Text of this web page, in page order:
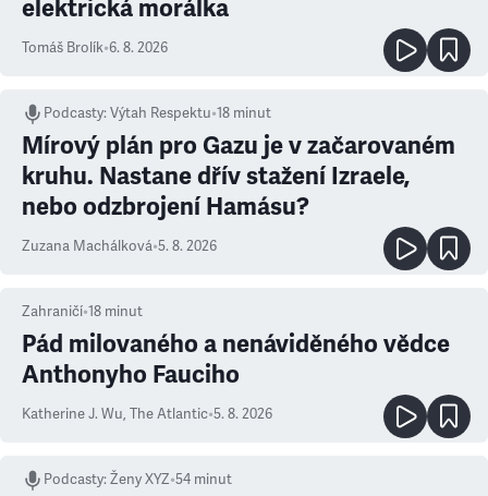
elektrická morálka
Tomáš Brolík•6. 8. 2026
Podcasty:Výtah Respektu•18 minut
Mírový plán pro Gazu je v začarovaném
kruhu. Nastane dřív stažení Izraele,
nebo odzbrojení Hamásu?
Zuzana Machálková•5. 8. 2026
Zahraničí•18 minut
Pád milovaného a nenáviděného vědce
Anthonyho Fauciho
Katherine J. Wu, The Atlantic•5. 8. 2026
Podcasty:Ženy XYZ•54 minut